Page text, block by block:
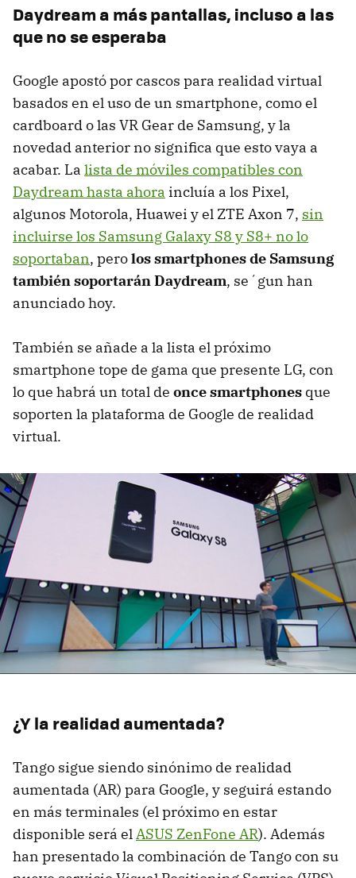
Daydream a más pantallas, incluso a las
que no se esperaba
Google apostó por cascos para realidad virtual
basados en el uso de un smartphone, como el
cardboard o las VR Gear de Samsung, y la
novedad anterior no significa que esto vaya a
acabar. La lista de móviles compatibles con
Daydream hasta ahora incluía a los Pixel,
algunos Motorola, Huawei y el ZTE Axon 7, sin
incluirse los Samsung Galaxy S8 y S8+ no lo
soportaban, perolos smartphones de Samsung
también soportarán Daydream, se´gun han
anunciado hoy.
También se añade a la lista el próximo
smartphone tope de gama que presente LG, con
lo que habrá un total de once smartphones que
soporten la plataforma de Google de realidad
virtual.
¿Y la realidad aumentada?
Tango sigue siendo sinónimo de realidad
aumentada (AR) para Google, y seguirá estando
en más terminales (el próximo en estar
disponible será elASUS ZenFone AR). Además
han presentado la combinación de Tango con su